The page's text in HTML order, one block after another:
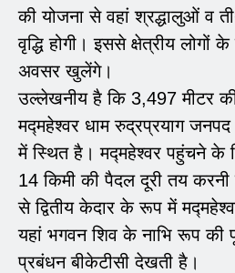
की योजना से वहां श्रद्धालुओं व
वृद्धि होगी। इससे क्षेत्रीय लोगों
अवसर खुलेंगे।
उल्लेखनीय है कि 3,497 मीटर
मद्महेश्वर धाम रुद्रप्रयाग
में स्थित है। मद्महेश्वर पहुंचने के
14 किमी की पैदल दूरी तय
से द्वितीय केदार के रूप में
यहां भगवन शिव के नाभि रूप की
प्रबंधन बीकेटीसी देखती है।